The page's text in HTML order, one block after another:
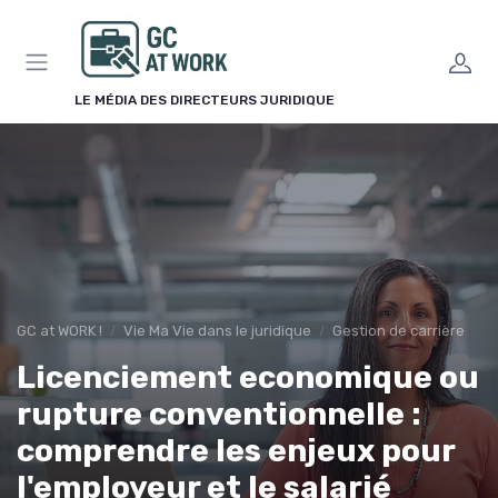
LE MÉDIA DES DIRECTEURS JURIDIQUE
GC at WORK ! Vie Ma Vie dans le juridique Gestion de carrière
Licenciement economique ou
rupture conventionnelle :
comprendre les enjeux pour
l'employeur et le salarié